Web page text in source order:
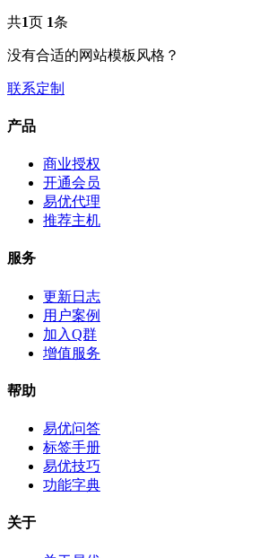
共1页 1条
没有合适的网站模板风格？
联系定制
产品
商业授权
开通会员
易优代理
推荐主机
服务
更新日志
用户案例
加入Q群
增值服务
帮助
易优问答
标签手册
易优技巧
功能字典
关于